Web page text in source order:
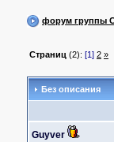
форум группы
Страниц (2): [1] 2 »
Без описания
Guyver